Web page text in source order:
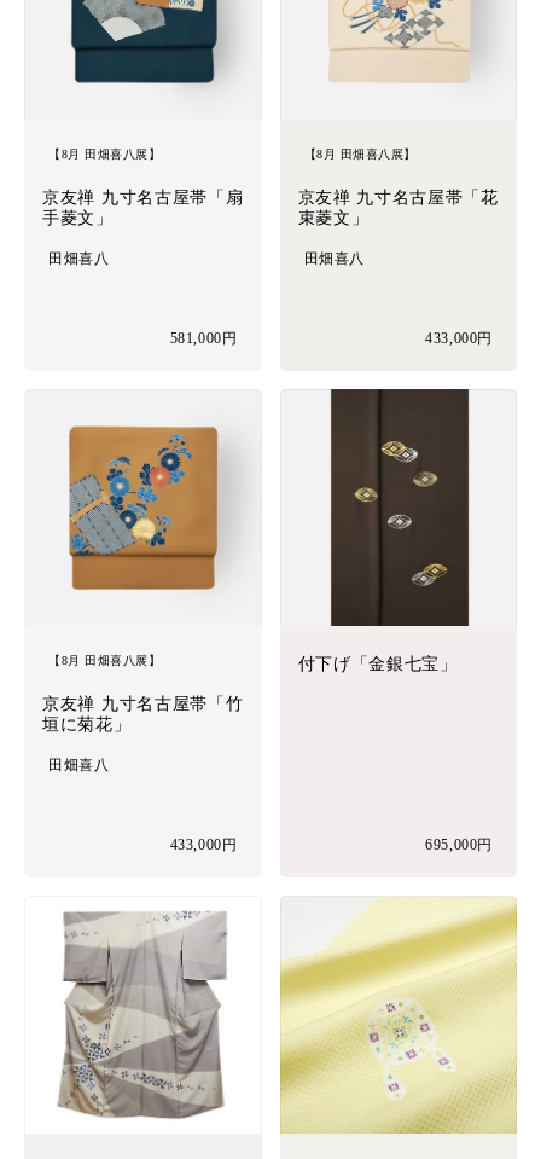
【8月 田畑喜八展】
京友禅 九寸名古屋帯「扇
手菱文」
田畑喜八
581,000円
【8月 田畑喜八展】
京友禅 九寸名古屋帯「花
束菱文」
田畑喜八
433,000円
【8月 田畑喜八展】
京友禅 九寸名古屋帯「竹
垣に菊花」
田畑喜八
433,000円
付下げ「金銀七宝」
695,000円